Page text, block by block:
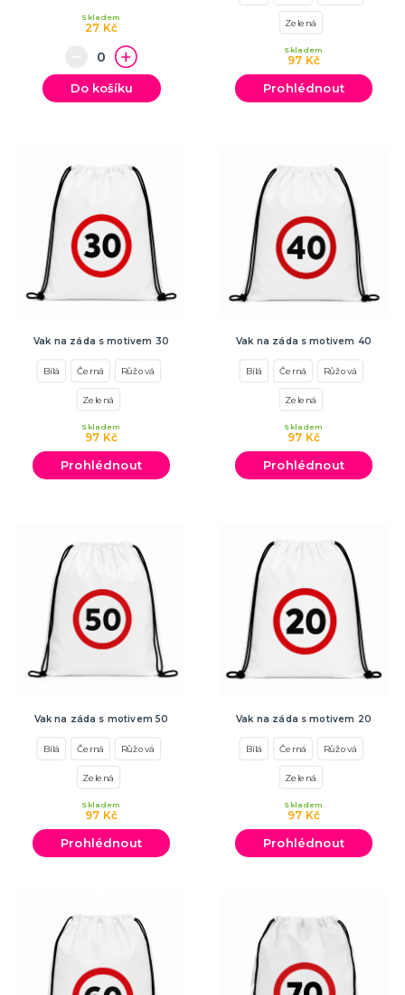
27 Kč
Skladem
Do košíku
Zelená
97 Kč
Skladem
Prohlédnout
Vak na záda s motivem 30
Bílá Černá Růžová
Zelená
97 Kč
Skladem
Prohlédnout
Vak na záda s motivem 40
Bílá Černá Růžová
Zelená
97 Kč
Skladem
Prohlédnout
Vak na záda s motivem 50
Bílá Černá Růžová
Zelená
97 Kč
Skladem
Prohlédnout
Vak na záda s motivem 20
Bílá Černá Růžová
Zelená
97 Kč
Skladem
Prohlédnout